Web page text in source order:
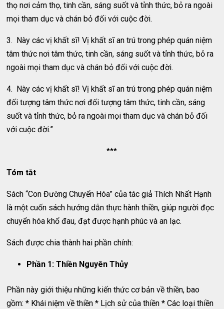
thọ nơi cảm thọ, tinh cần, sáng suốt và tỉnh thức, bỏ ra ngoài
mọi tham dục và chán bỏ đối với cuộc đời.
3. Này các vị khất sĩ! Vị khất sĩ an trú trong phép quán niệm
tâm thức nơi tâm thức, tinh cần, sáng suốt và tỉnh thức, bỏ ra
ngoài mọi tham dục và chán bỏ đối với cuộc đời.
4. Này các vị khất sĩ! Vị khất sĩ an trú trong phép quán niệm
đối tượng tâm thức nơi đối tượng tâm thức, tinh cần, sáng
suốt và tỉnh thức, bỏ ra ngoài mọi tham dục và chán bỏ đối
với cuộc đời.”
***
Tóm tắt
Sách “Con Đường Chuyển Hóa” của tác giả Thích Nhất Hạnh
là một cuốn sách hướng dẫn thực hành thiền, giúp người đọc
chuyển hóa khổ đau, đạt được hạnh phúc và an lạc.
Sách được chia thành hai phần chính:
Phần 1: Thiền Nguyên Thủy
Phần này giới thiệu những kiến thức cơ bản về thiền, bao
gồm: * Khái niệm về thiền * Lịch sử của thiền * Các loại thiền